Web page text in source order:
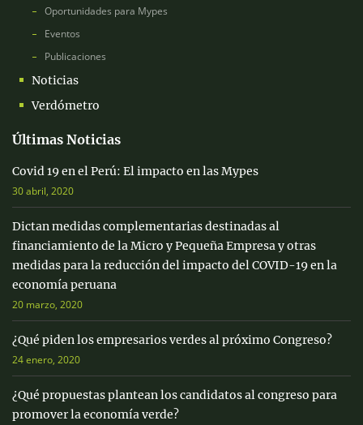
Oportunidades para Mypes
Eventos
Publicaciones
Noticias
Verdómetro
Últimas Noticias
Covid 19 en el Perú: El impacto en las Mypes
30 abril, 2020
Dictan medidas complementarias destinadas al
financiamiento de la Micro y Pequeña Empresa y otras
medidas para la reducción del impacto del COVID-19 en la
economía peruana
20 marzo, 2020
¿Qué piden los empresarios verdes al próximo Congreso?
24 enero, 2020
¿Qué propuestas plantean los candidatos al congreso para
promover la economía verde?